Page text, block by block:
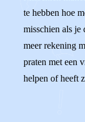
te hebben hoe
misschien als je
meer rekening
praten met een
helpen of heeft